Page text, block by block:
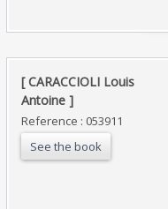
‎[ CARACCIOLI Louis
Antoine ] ‎
Reference : 053911
See the book